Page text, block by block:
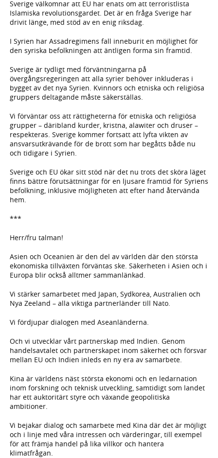
Sverige välkomnar att EU har enats om att terroristlista
Islamiska revolutionsgardet. Det är en fråga Sverige har
drivit länge, med stöd av en enig riksdag.
I Syrien har Assadregimens fall inneburit en möjlighet för
den syriska befolkningen att äntligen forma sin framtid.
Sverige är tydligt med förväntningarna på
övergångsregeringen att alla syrier behöver inkluderas i
bygget av det nya Syrien. Kvinnors och etniska och religiösa
gruppers deltagande måste säkerställas.
Vi förväntar oss att rättigheterna för etniska och religiösa
grupper – däribland kurder, kristna, alawiter och druser –
respekteras. Sverige kommer fortsatt att lyfta vikten av
ansvarsutkrävande för de brott som har begåtts både nu
och tidigare i Syrien.
Sverige och EU ökar sitt stöd när det nu trots det sköra läget
finns bättre förutsättningar för en ljusare framtid för Syriens
befolkning, inklusive möjligheten att efter hand återvända
hem.
***
Herr/fru talman!
Asien och Oceanien är den del av världen där den största
ekonomiska tillväxten förväntas ske. Säkerheten i Asien och i
Europa blir också alltmer sammanlänkad.
Vi stärker samarbetet med Japan, Sydkorea, Australien och
Nya Zeeland – alla viktiga partnerländer till Nato.
Vi fördjupar dialogen med Aseanländerna.
Och vi utvecklar vårt partnerskap med Indien. Genom
handelsavtalet och partnerskapet inom säkerhet och försvar
mellan EU och Indien inleds en ny era av samarbete.
Kina är världens näst största ekonomi och en ledarnation
inom forskning och teknisk utveckling, samtidigt som landet
har ett auktoritärt styre och växande geopolitiska
ambitioner.
Vi bejakar dialog och samarbete med Kina där det är möjligt
och i linje med våra intressen och värderingar, till exempel
för att främja handel på lika villkor och hantera
klimatfrågan.